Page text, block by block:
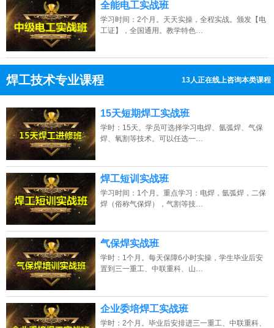
全能电工实战班
学习时间：2个月。天天实操，全程实战。颁发【电
工证】，全国通用。教学特色…
焊工技术专业课程 13人正在线上咨询本类课程
点击免费咨询电话：13807313137
15天短期焊工实战班
学时：15天。学员可选择学习电焊、氩弧焊、气保
焊、氧割等技术。可以任选一…
焊工短训实战班
学习时间：1个月。重点学习：电焊，氩弧焊，二保
焊（俗称气保焊），气割等技…
气保焊实战班
学时：1个月。每天保障6小时实操，学生毕业后安
置到三一重工、中联重科、山…
企业委培焊工实战班
学时：2个月。毕业后安排进三一重工、中联重科、